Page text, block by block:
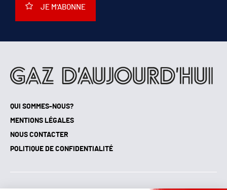
QUI SOMMES-NOUS?
MENTIONS LÉGALES
NOUS CONTACTER
POLITIQUE DE CONFIDENTIALITÉ
JE M'ABONNE